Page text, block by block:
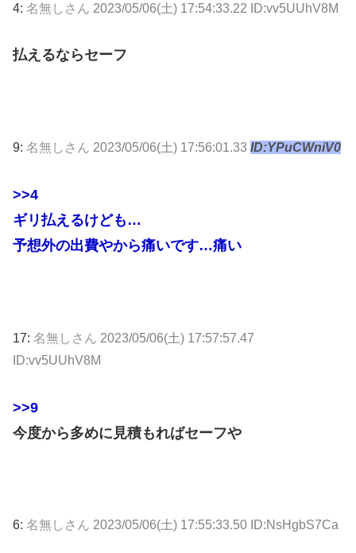
4: 名無しさん 2023/05/06(土) 17:54:33.22 ID:vv5UUhV8M
払えるならセーフ
9: 名無しさん 2023/05/06(土) 17:56:01.33 ID:YPuCWniV0
>>4
ギリ払えるけども…
予想外の出費やから痛いです…痛い
17: 名無しさん 2023/05/06(土) 17:57:57.47
ID:vv5UUhV8M
>>9
今度から多めに見積もればセーフや
6: 名無しさん 2023/05/06(土) 17:55:33.50 ID:NsHgbS7Ca